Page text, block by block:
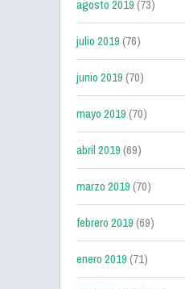
agosto 2019(73)
julio 2019(76)
junio 2019(70)
mayo 2019(70)
abril 2019(69)
marzo 2019(70)
febrero 2019(69)
enero 2019(71)